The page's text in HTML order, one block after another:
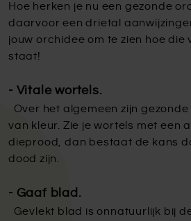
Hoe herken je nu een gezonde
daarvoor een drietal
jouw orchidee om te zien hoe die
staat!
- Vitale wortels.
Over het algemeen zijn
van kleur. Zie je wortels met een
dieprood, dan bestaat de kans
dood zijn.
- Gaaf blad.
Gevlekt blad is onnatuurlijk bij